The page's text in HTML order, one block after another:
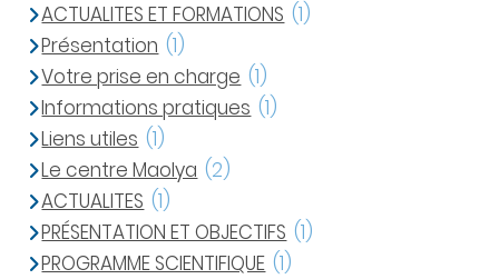
ACTUALITES ET FORMATIONS (1)
Présentation (1)
Votre prise en charge (1)
Informations pratiques (1)
Liens utiles (1)
Le centre Maolya (2)
ACTUALITES (1)
PRÉSENTATION ET OBJECTIFS (1)
PROGRAMME SCIENTIFIQUE (1)